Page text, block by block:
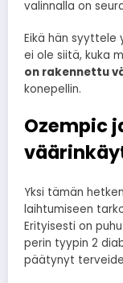
valinnalla on
Eikä hän syyttele
ei ole siitä, kuka
on rakennettu
konepellin.
Ozempic
Yksi tämän
laihtumiseen
Erityisesti on
perin tyypin 2
päätynyt